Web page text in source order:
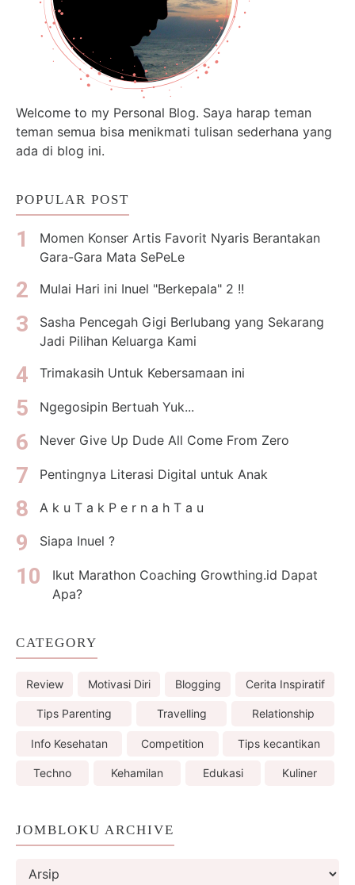
Welcome to my Personal Blog. Saya harap teman
teman semua bisa menikmati tulisan sederhana yang
ada di blog ini.
POPULAR POST
Momen Konser Artis Favorit Nyaris Berantakan
Gara-Gara Mata SePeLe
Mulai Hari ini Inuel "Berkepala" 2 !!
Sasha Pencegah Gigi Berlubang yang Sekarang
Jadi Pilihan Keluarga Kami
Trimakasih Untuk Kebersamaan ini
Ngegosipin Bertuah Yuk...
Never Give Up Dude All Come From Zero
Pentingnya Literasi Digital untuk Anak
A k u T a k P e r n a h T a u
Siapa Inuel ?
Ikut Marathon Coaching Growthing.id Dapat
Apa?
CATEGORY
Review Motivasi Diri Blogging Cerita Inspiratif
Tips Parenting Travelling Relationship
Info Kesehatan Competition Tips kecantikan
Techno Kehamilan Edukasi Kuliner
JOMBLOKU ARCHIVE